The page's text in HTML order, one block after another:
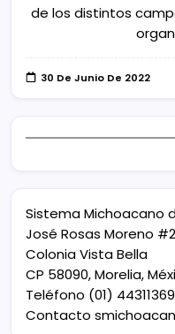
de los distintos
30 De Junio De 2022
Sistema Michoacano
José Rosas Moreno
Colonia Vista Bella
CP 58090, Morelia,
Teléfono (01)
Contacto